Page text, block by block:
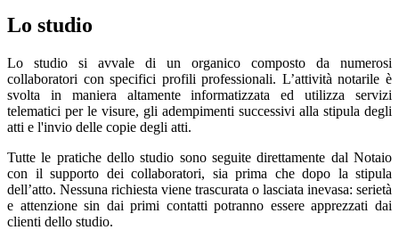
Lo studio
Lo studio si avvale di un organico composto da numerosi
collaboratori con specifici profili professionali. L’attività notarile è
svolta in maniera altamente informatizzata ed utilizza servizi
telematici per le visure, gli adempimenti successivi alla stipula degli
atti e l'invio delle copie degli atti.
Tutte le pratiche dello studio sono seguite direttamente dal Notaio
con il supporto dei collaboratori, sia prima che dopo la stipula
dell’atto. Nessuna richiesta viene trascurata o lasciata inevasa: serietà
e attenzione sin dai primi contatti potranno essere apprezzati dai
clienti dello studio.